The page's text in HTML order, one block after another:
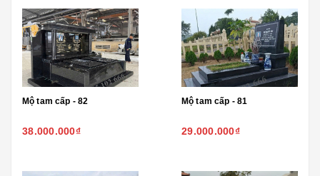
Mộ tam cấp - 82
38.000.000₫
Mộ tam cấp - 81
29.000.000₫